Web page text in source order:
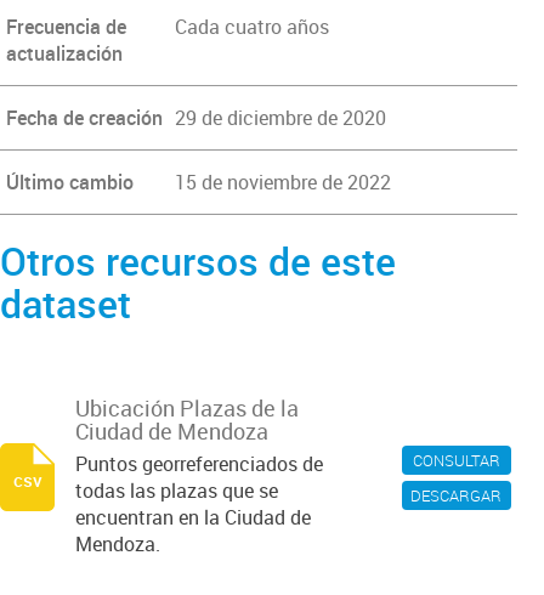
Frecuencia de
actualización
Cada cuatro años
Fecha de creación 29 de diciembre de 2020
Último cambio 15 de noviembre de 2022
Otros recursos de este
dataset
CONSULTAR
DESCARGAR
Ubicación Plazas de la
Ciudad de Mendoza
Puntos georreferenciados de
todas las plazas que se
encuentran en la Ciudad de
Mendoza.
csv